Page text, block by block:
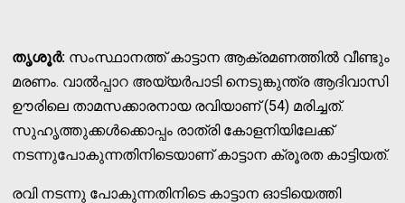
തൃശൂര്‍: സംസ്ഥാനത്ത് കാട്ടാന ആക്രമണത്തില്‍ വീണ്ടും
മരണം. വാല്‍പ്പാറ അയ്യര്‍പാടി നെടുങ്കുന്ത്ര ആദിവാസി
ഊരിലെ താമസക്കാരനായ രവിയാണ് (54) മരിച്ചത്.
സുഹൃത്തുക്കള്‍ക്കൊപ്പം രാത്രി കോളനിയിലേക്ക്
നടന്നുപോകുന്നതിനിടെയാണ് കാട്ടാന ക്രൂരത കാട്ടിയത്.
രവി നടന്നു പോകുന്നതിനിടെ കാട്ടാന ഓടിയെത്തി